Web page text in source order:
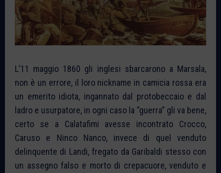
L’11 maggio 1860 gli inglesi sbarcarono a Marsala,
non è un errore, il loro nickname in camicia rossa era
un emerito idiota, ingannato dal protobeccaio e dal
ladro e usurpatore, in ogni caso la “guerra” gli va bene,
certo se a Calatafimi avesse incontrato Crocco,
Caruso e Ninco Nanco, invece di quel venduto
delinquente di Landi, fregato da Garibaldi stesso con
un assegno falso e morto di crepacuore, venduto e